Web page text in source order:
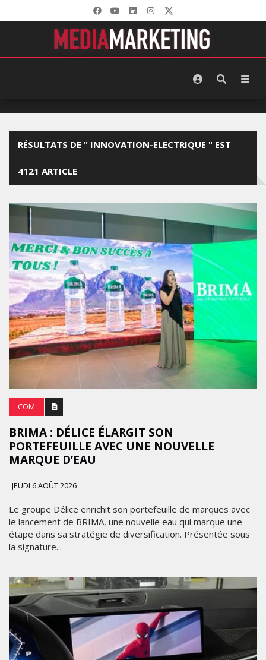
RÉSULTATS DE " INNOVATION-ELECTRIQUE " EST
4121 ARTICLE
COM
BRIMA : DÉLICE ÉLARGIT SON
PORTEFEUILLE AVEC UNE NOUVELLE
MARQUE D’EAU
JEUDI 6 AOÛT 2026
Le groupe Délice enrichit son portefeuille de marques avec
le lancement de BRIMA, une nouvelle eau qui marque une
étape dans sa stratégie de diversification. Présentée sous
la signature...